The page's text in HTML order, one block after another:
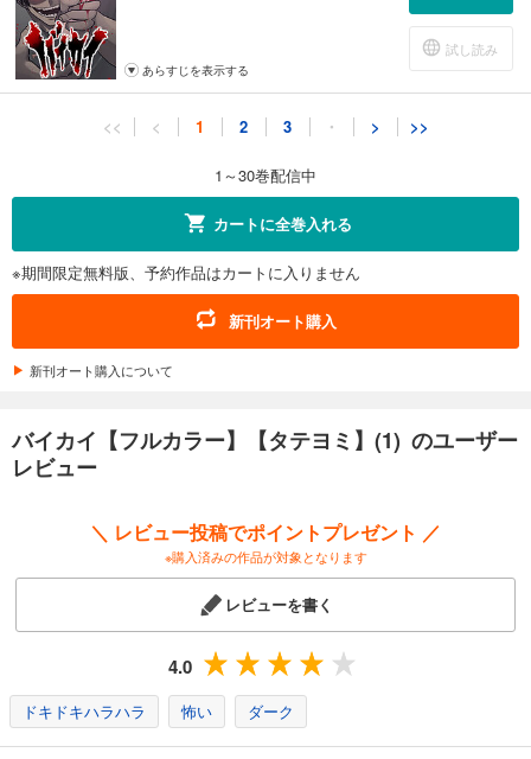
試し読み
あらすじを表示する
バイカイ【フルカラー】【タテヨミ】(11)
バイカイ【フルカラー】【タテヨミ】(12)
バイカイ【フルカラー】【タテヨミ】(13)
あらすじを表示する
円 (税込)
あらすじを表示する
<< < 1 2 3 ・ > >>
1～30巻配信中
カートに全巻入れる
※期間限定無料版、予約作品はカートに入りません
新刊オート購入
新刊オート購入について
バイカイ【フルカラー】【タテヨミ】(1) のユーザー
レビュー
＼ レビュー投稿でポイントプレゼント ／
※購入済みの作品が対象となります
レビューを書く
4.0
ドキドキハラハラ 怖い ダーク